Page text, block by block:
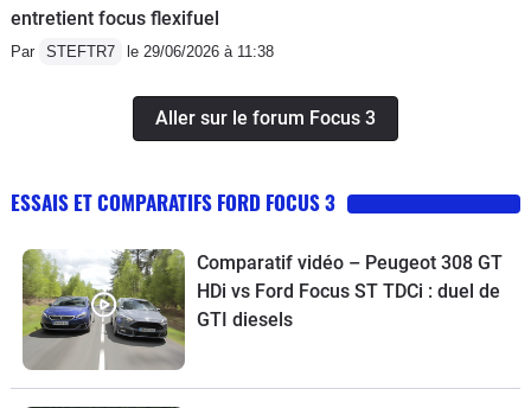
entretient focus flexifuel
Par STEFTR7 le 29/06/2026 à 11:38
Aller sur le forum Focus 3
ESSAIS ET COMPARATIFS FORD FOCUS 3
Comparatif vidéo – Peugeot 308 GT
HDi vs Ford Focus ST TDCi : duel de
GTI diesels